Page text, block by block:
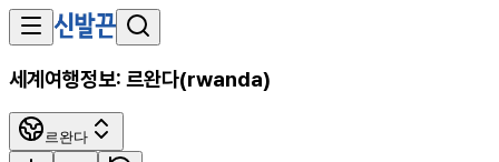
세계여행정보: 르완다(rwanda)
르완다